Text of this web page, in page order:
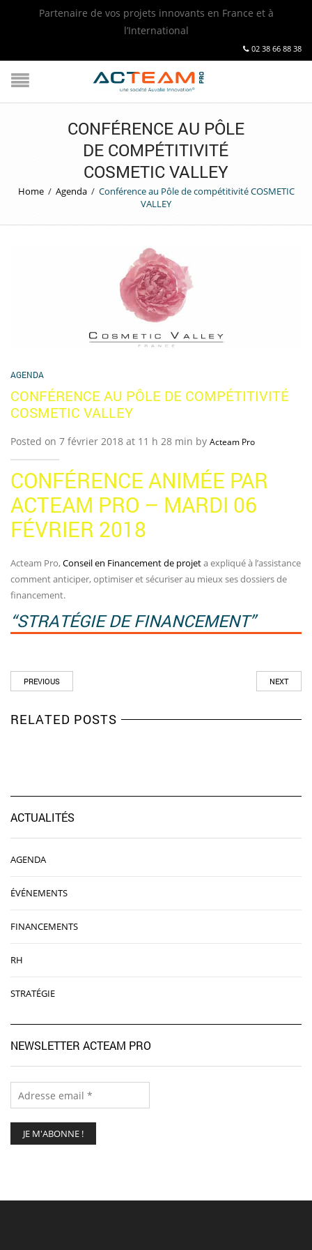
Partenaire de vos projets innovants en France et à
l’International
02 38 66 88 38
CONFÉRENCE AU PÔLE
DE COMPÉTITIVITÉ
COSMETIC VALLEY
Home / Agenda / Conférence au Pôle de compétitivité COSMETIC
VALLEY
AGENDA
CONFÉRENCE AU PÔLE DE COMPÉTITIVITÉ
COSMETIC VALLEY
Posted on 7 février 2018 at 11 h 28 min by Acteam Pro
CONFÉRENCE ANIMÉE PAR
ACTEAM PRO – MARDI 06
FÉVRIER 2018
Acteam Pro,Conseil en Financement de projeta expliqué à l’assistance
comment anticiper, optimiser et sécuriser au mieux ses dossiers de
financement.
“STRATÉGIE DE FINANCEMENT”
PREVIOUS NEXT
RELATED POSTS
ACTUALITÉS
AGENDA
ÉVÉNEMENTS
FINANCEMENTS
RH
STRATÉGIE
NEWSLETTER ACTEAM PRO